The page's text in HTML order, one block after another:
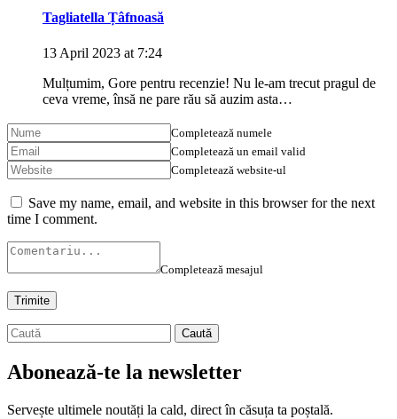
Tagliatella Țâfnoasă
13 April 2023 at 7:24
Mulțumim, Gore pentru recenzie! Nu le-am trecut pragul de
ceva vreme, însă ne pare rău să auzim asta…
Completează numele
Completează un email valid
Completează website-ul
Save my name, email, and website in this browser for the next
time I comment.
Completează mesajul
Abonează-te la newsletter
Servește ultimele noutăți la cald, direct în căsuța ta poștală.